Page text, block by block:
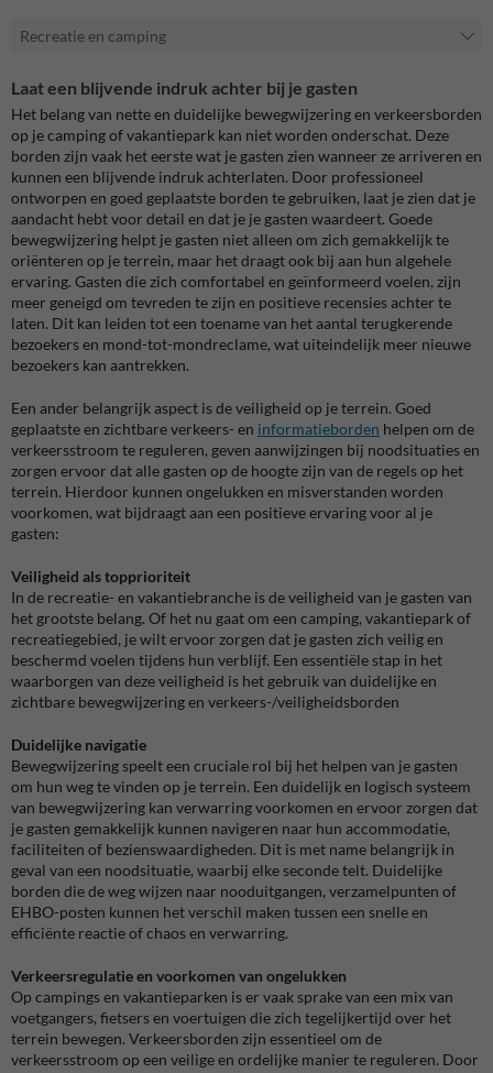
Recreatie en camping
Laat een blijvende indruk achter bij je gasten
Het belang van nette en duidelijke bewegwijzering en verkeersborden
op je camping of vakantiepark kan niet worden onderschat. Deze
borden zijn vaak het eerste wat je gasten zien wanneer ze arriveren en
kunnen een blijvende indruk achterlaten. Door professioneel
ontworpen en goed geplaatste borden te gebruiken, laat je zien dat je
aandacht hebt voor detail en dat je je gasten waardeert. Goede
bewegwijzering helpt je gasten niet alleen om zich gemakkelijk te
oriënteren op je terrein, maar het draagt ook bij aan hun algehele
ervaring. Gasten die zich comfortabel en geïnformeerd voelen, zijn
meer geneigd om tevreden te zijn en positieve recensies achter te
laten. Dit kan leiden tot een toename van het aantal terugkerende
bezoekers en mond-tot-mondreclame, wat uiteindelijk meer nieuwe
bezoekers kan aantrekken.
Een ander belangrijk aspect is de veiligheid op je terrein. Goed
geplaatste en zichtbare verkeers- en informatieborden helpen om de
verkeersstroom te reguleren, geven aanwijzingen bij noodsituaties en
zorgen ervoor dat alle gasten op de hoogte zijn van de regels op het
terrein. Hierdoor kunnen ongelukken en misverstanden worden
voorkomen, wat bijdraagt aan een positieve ervaring voor al je
gasten:
Veiligheid als topprioriteit
In de recreatie- en vakantiebranche is de veiligheid van je gasten van
het grootste belang. Of het nu gaat om een camping, vakantiepark of
recreatiegebied, je wilt ervoor zorgen dat je gasten zich veilig en
beschermd voelen tijdens hun verblijf. Een essentiële stap in het
waarborgen van deze veiligheid is het gebruik van duidelijke en
zichtbare bewegwijzering en verkeers-/veiligheidsborden
Duidelijke navigatie
Bewegwijzering speelt een cruciale rol bij het helpen van je gasten
om hun weg te vinden op je terrein. Een duidelijk en logisch systeem
van bewegwijzering kan verwarring voorkomen en ervoor zorgen dat
je gasten gemakkelijk kunnen navigeren naar hun accommodatie,
faciliteiten of bezienswaardigheden. Dit is met name belangrijk in
geval van een noodsituatie, waarbij elke seconde telt. Duidelijke
borden die de weg wijzen naar nooduitgangen, verzamelpunten of
EHBO-posten kunnen het verschil maken tussen een snelle en
efficiënte reactie of chaos en verwarring.
Verkeersregulatie en voorkomen van ongelukken
Op campings en vakantieparken is er vaak sprake van een mix van
voetgangers, fietsers en voertuigen die zich tegelijkertijd over het
terrein bewegen. Verkeersborden zijn essentieel om de
verkeersstroom op een veilige en ordelijke manier te reguleren. Door